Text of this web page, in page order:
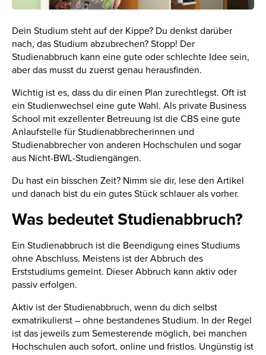
Dein Studium steht auf der Kippe? Du denkst darüber
nach, das Studium abzubrechen? Stopp! Der
Studienabbruch kann eine gute oder schlechte Idee sein,
aber das musst du zuerst genau herausfinden.
Wichtig ist es, dass du dir einen Plan zurechtlegst. Oft ist
ein Studienwechsel eine gute Wahl. Als private Business
School mit exzellenter Betreuung ist die CBS eine gute
Anlaufstelle für Studienabbrecherinnen und
Studienabbrecher von anderen Hochschulen und sogar
aus Nicht-BWL-Studiengängen.
Du hast ein bisschen Zeit? Nimm sie dir, lese den Artikel
und danach bist du ein gutes Stück schlauer als vorher.
Was bedeutet Studienabbruch?
Ein Studienabbruch ist die Beendigung eines Studiums
ohne Abschluss. Meistens ist der Abbruch des
Erststudiums gemeint. Dieser Abbruch kann aktiv oder
passiv erfolgen.
Aktiv ist der Studienabbruch, wenn du dich selbst
exmatrikulierst – ohne bestandenes Studium. In der Regel
ist das jeweils zum Semesterende möglich, bei manchen
Hochschulen auch sofort, online und fristlos. Ungünstig ist